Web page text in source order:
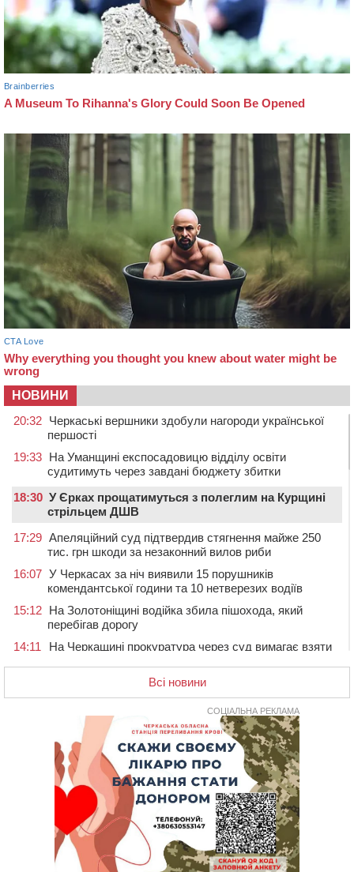
НОВИНИ
20:32 Черкаські вершники здобули нагороди української
першості
19:33 На Уманщині експосадовицю відділу освіти
судитимуть через завдані бюджету збитки
18:30 У Єрках прощатимуться з полеглим на Курщині
стрільцем ДШВ
17:29 Апеляційний суд підтвердив стягнення майже 250
тис. грн шкоди за незаконний вилов риби
16:07 У Черкасах за ніч виявили 15 порушників
комендантської години та 10 нетверезих водіїв
15:12 На Золотоніщині водійка збила пішохода, який
перебігав дорогу
14:11
На Черкащині прокуратура через суд вимагає взяти
У Смілі біля магазину під колесами вантажівки
загинула жінка
У Черкасах пропонують для приватизації
п’ятиповерховий об’єкт у центрі міста
Не вистачає стажу для пенсії: як його докупити та що
потрібно знати
У Черкасах виявили низку недоліків у гуртожитку, де
проживають ВПО
07 СЕРПНЯ 2026, П'ЯТНИЦЯ
На Черкащині врятували рідкісного чорного грифа
(ФОТО)
Всі новини
СОЦІАЛЬНА РЕКЛАМА